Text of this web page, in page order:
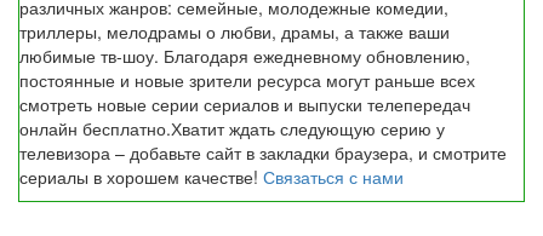
различных жанров: семейные, молодежные комедии,
триллеры, мелодрамы о любви, драмы, а также ваши
любимые тв-шоу. Благодаря ежедневному обновлению,
постоянные и новые зрители ресурса могут раньше всех
смотреть новые серии сериалов и выпуски телепередач
онлайн бесплатно.Хватит ждать следующую серию у
телевизора – добавьте сайт в закладки браузера, и смотрите
сериалы в хорошем качестве! Связаться с нами